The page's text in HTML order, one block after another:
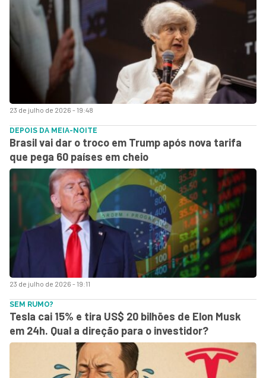
23 de julho de 2026 - 19:48
23 de julho de 2026 - 19:11
DEPOIS DA MEIA-NOITE
Brasil vai dar o troco em Trump após nova tarifa
que pega 60 países em cheio
SEM RUMO?
Tesla cai 15% e tira US$ 20 bilhões de Elon Musk
em 24h. Qual a direção para o investidor?